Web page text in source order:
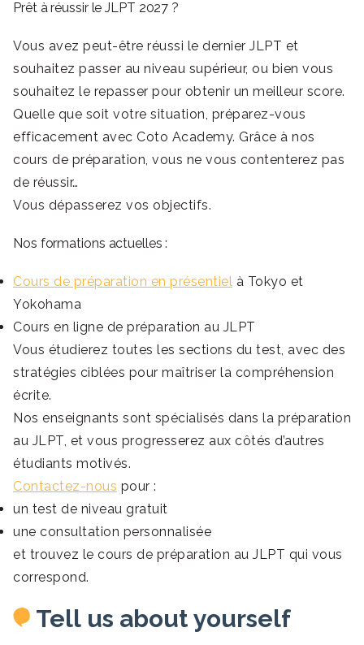
Prêt à réussir le JLPT 2027 ?
Vous avez peut-être réussi le dernier JLPT et
souhaitez passer au niveau supérieur, ou bien vous
souhaitez le repasser pour obtenir un meilleur score.
Quelle que soit votre situation, préparez-vous
efficacement avec Coto Academy. Grâce à nos
cours de préparation, vous ne vous contenterez pas
de réussir…
Vous dépasserez vos objectifs.
Nos formations actuelles :
Cours de préparation en présentiel à Tokyo et
Yokohama
Cours en ligne de préparation au JLPT
Vous étudierez toutes les sections du test, avec des
stratégies ciblées pour maîtriser la compréhension
écrite.
Nos enseignants sont spécialisés dans la préparation
au JLPT, et vous progresserez aux côtés d’autres
étudiants motivés.
Contactez-nous pour :
un test de niveau gratuit
une consultation personnalisée
et trouvez le cours de préparation au JLPT qui vous
correspond.